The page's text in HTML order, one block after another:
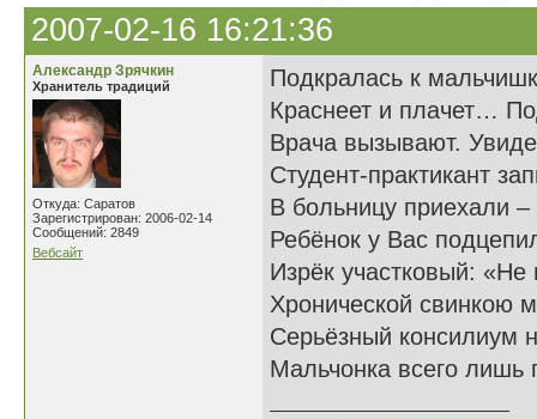
2007-02-16 16:21:36
Александр Зрячкин
Хранитель традиций
Откуда: Саратов
Зарегистрирован: 2006-02-14
Сообщений: 2849
Вебсайт
Подкралась к
Краснеет и плачет…
Врача вызывают.
Студент-практикант
В больницу приехали –
Ребёнок у Вас
Изрёк участковый: «Не
Хронической свинкою
Серьёзный консилиум
Мальчонка всего